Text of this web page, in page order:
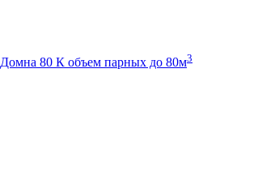
Домна 80 К объем парных до 80м3